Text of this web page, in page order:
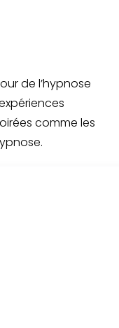
de l’hypnose
comme les